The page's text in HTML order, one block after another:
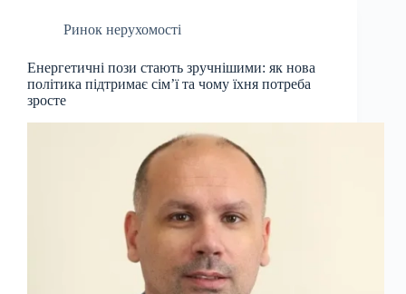
Ринок нерухомості
Енергетичні пози стають зручнішими: як нова
політика підтримає сім’ї та чому їхня потреба
зросте